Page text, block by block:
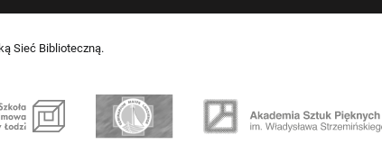
Sieć Biblioteczną.